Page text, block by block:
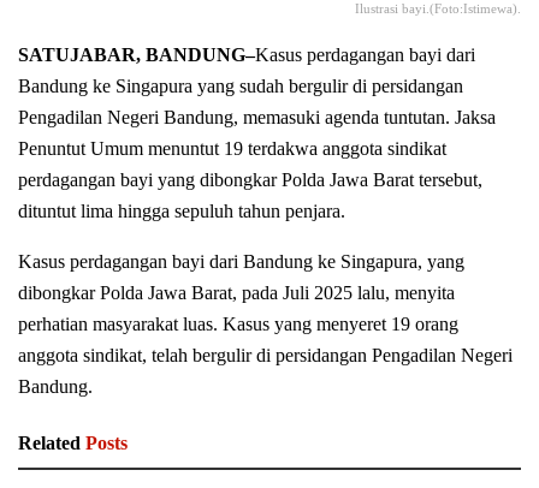
Ilustrasi bayi.(Foto:Istimewa).
SATUJABAR, BANDUNG–Kasus perdagangan bayi dari
Bandung ke Singapura yang sudah bergulir di persidangan
Pengadilan Negeri Bandung, memasuki agenda tuntutan. Jaksa
Penuntut Umum menuntut 19 terdakwa anggota sindikat
perdagangan bayi yang dibongkar Polda Jawa Barat tersebut,
dituntut lima hingga sepuluh tahun penjara.
Kasus perdagangan bayi dari Bandung ke Singapura, yang
dibongkar Polda Jawa Barat, pada Juli 2025 lalu, menyita
perhatian masyarakat luas. Kasus yang menyeret 19 orang
anggota sindikat, telah bergulir di persidangan Pengadilan Negeri
Bandung.
Related Posts